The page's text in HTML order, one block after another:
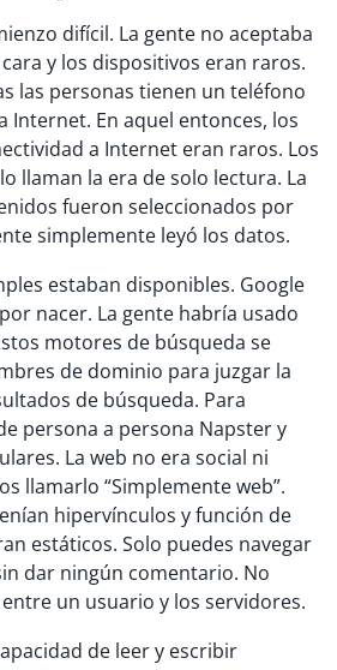
difícil. La gente no aceptaba
y los dispositivos eran raros.
las personas tienen un teléfono
Internet. En aquel entonces, los
a Internet eran raros. Los
llaman la era de solo lectura. La
fueron seleccionados por
simplemente leyó los datos.
estaban disponibles. Google
nacer. La gente habría usado
motores de búsqueda se
de dominio para juzgar la
de búsqueda. Para
persona a persona Napster y
La web no era social ni
llamarlo “Simplemente web”.
hipervínculos y función de
estáticos. Solo puedes navegar
dar ningún comentario. No
un usuario y los servidores.
de leer y escribir